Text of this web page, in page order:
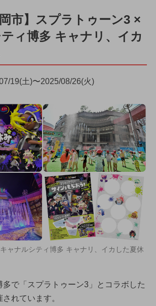
岡市】スプラトゥーン3 ×
ィ博多 キャナリ、イカ
19(土)〜2025/08/26(火)
ャナルシティ博多 キャナリ、イカした夏休
多で「スプラトゥーン3」とコラボした
れています。